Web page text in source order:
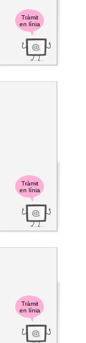
Tràmit
en línia
Tràmit
en línia
Tràmit
en línia